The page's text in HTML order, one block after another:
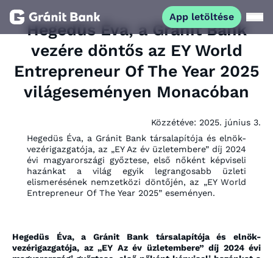
App letöltése
Magánszemélyeknek
Vállalkozásoknak
Befektetőknek
Kapcsolat
Netbank App letöltése
Hegedüs Éva, a Gránit Bank
vezére döntős az EY World
Entrepreneur Of The Year 2025
világeseményen Monacóban
Közzétéve: 2025. június 3.
Hegedüs Éva, a Gránit Bank társalapítója és elnök-
vezérigazgatója, az „EY Az év üzletembere” díj 2024
évi magyarországi győztese, első nőként képviseli
hazánkat a világ egyik legrangosabb üzleti
elismerésének nemzetközi döntőjén, az „EY World
Entrepreneur Of The Year 2025” eseményen.
Hegedüs Éva, a Gránit Bank társalapítója és elnök-
vezérigazgatója, az „EY Az év üzletembere” díj 2024 évi